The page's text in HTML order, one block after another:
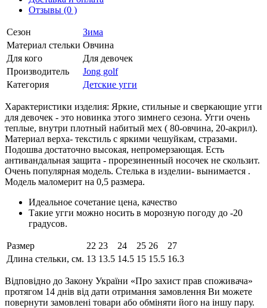
Отзывы (0 )
Сезон
Зима
Материал стельки Овчина
Для кого
Для девочек
Производитель
Jong golf
Категория
Детские угги
Характеристики изделия: Яркие, стильные и сверкающие угги
для девочек - это новинка этого зимнего сезона. Угги очень
теплые, внутри плотный набитый мех ( 80-овчина, 20-акрил).
Материал верха- текстиль с яркими чешуйкам, стразами.
Подошва достаточно высокая, непромерзающая. Есть
антивандальная защита - прорезиненный носочек не скользит.
Очень популярная модель. Стелька в изделии- вынимается .
Модель маломерит на 0,5 размера.
Идеальное сочетание цена, качество
Такие угги можно носить в морозную погоду до -20
градусов.
Размер 22 23 24 25 26
27
Длина стельки, см. 13 13.5 14.5 15 15.5 16.3
Відповідно до Закону України «Про захист прав споживача»
протягом 14 днів від дати отримання замовлення Ви можете
повернути замовлені товари або обміняти його на іншу пару.